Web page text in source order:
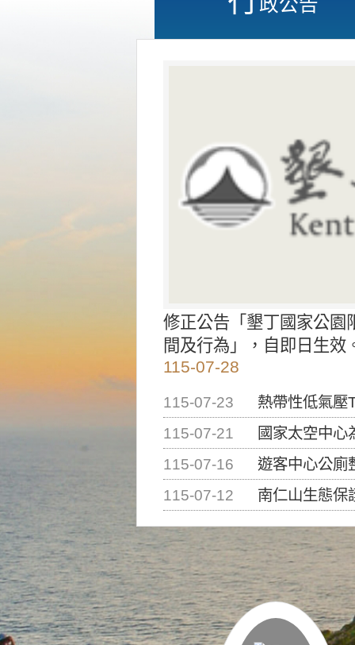
修正公告「墾丁國家公園
間及行為」，自即日生效
115-07-28
115-07-23
熱帶性低氣壓
115-07-21
國家太空中心為辦理
115-07-16
遊客中心公廁
115-07-12
南仁山生態保護區步道已完成